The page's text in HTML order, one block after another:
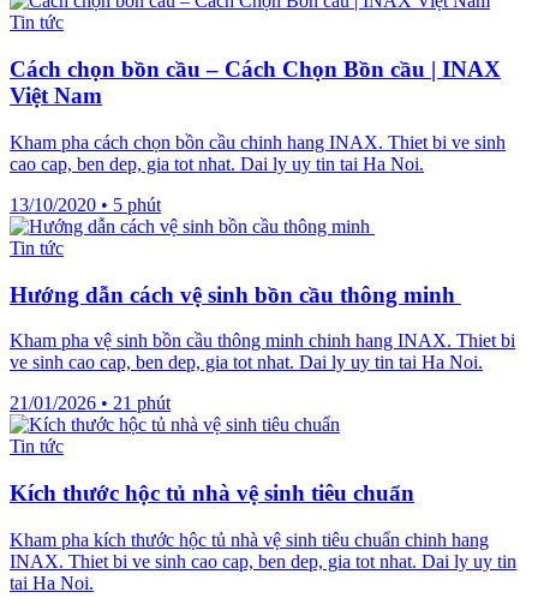
Tin tức
Cách chọn bồn cầu – Cách Chọn Bồn cầu | INAX
Việt Nam
Kham pha cách chọn bồn cầu chinh hang INAX. Thiet bi ve sinh
cao cap, ben dep, gia tot nhat. Dai ly uy tin tai Ha Noi.
13/10/2020 • 5 phút
Tin tức
Hướng dẫn cách vệ sinh bồn cầu thông minh
Kham pha vệ sinh bồn cầu thông minh chinh hang INAX. Thiet bi
ve sinh cao cap, ben dep, gia tot nhat. Dai ly uy tin tai Ha Noi.
21/01/2026 • 21 phút
Tin tức
Kích thước hộc tủ nhà vệ sinh tiêu chuẩn
Kham pha kích thước hộc tủ nhà vệ sinh tiêu chuẩn chinh hang
INAX. Thiet bi ve sinh cao cap, ben dep, gia tot nhat. Dai ly uy tin
tai Ha Noi.